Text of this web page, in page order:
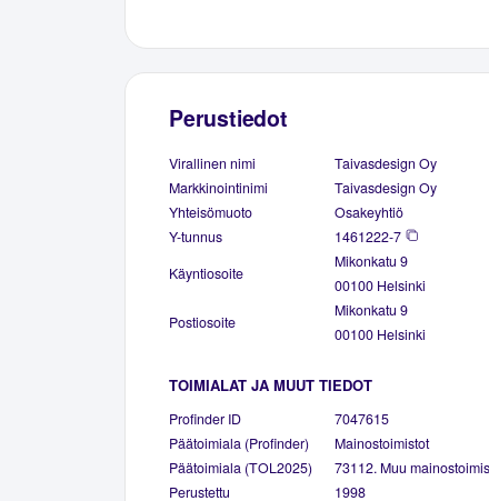
Perustiedot
Virallinen nimi
Taivasdesign Oy
Markkinointinimi
Taivasdesign Oy
Yhteisömuoto
Osakeyhtiö
Y-tunnus
1461222-7
Käyntiosoite
Mikonkatu 9
00100 Helsinki
Postiosoite
Mikonkatu 9
00100 Helsinki
TOIMIALAT JA MUUT TIEDOT
Profinder ID
7047615
Päätoimiala (Profinder)
Mainostoimistot
Päätoimiala (TOL2025)
73112. Muu
Perustettu
1998